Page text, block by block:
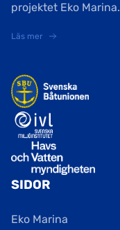
projektet Eko Marina.
Läs mer
SIDOR
Eko Marina